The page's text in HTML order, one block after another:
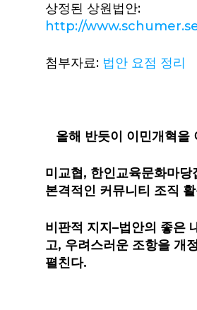
상정된 상원법안:
http://
첨부자료: 법안 요점 정리
올해 반듯이 이민개혁을
미교협, 한인교육문화마당
본격적인 커뮤니티 조직
비판적 지지 –법안의 좋은
고, 우려스러운 조항을 개
펼친다.